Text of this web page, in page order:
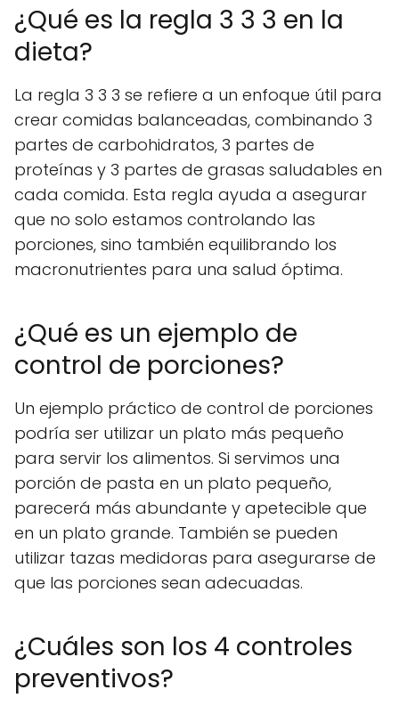
¿Qué es la regla 3 3 3 en la
dieta?
La regla 3 3 3 se refiere a un enfoque útil para
crear comidas balanceadas, combinando 3
partes de carbohidratos, 3 partes de
proteínas y 3 partes de grasas saludables en
cada comida. Esta regla ayuda a asegurar
que no solo estamos controlando las
porciones, sino también equilibrando los
macronutrientes para una salud óptima.
¿Qué es un ejemplo de
control de porciones?
Un ejemplo práctico de control de porciones
podría ser utilizar un plato más pequeño
para servir los alimentos. Si servimos una
porción de pasta en un plato pequeño,
parecerá más abundante y apetecible que
en un plato grande. También se pueden
utilizar tazas medidoras para asegurarse de
que las porciones sean adecuadas.
¿Cuáles son los 4 controles
preventivos?